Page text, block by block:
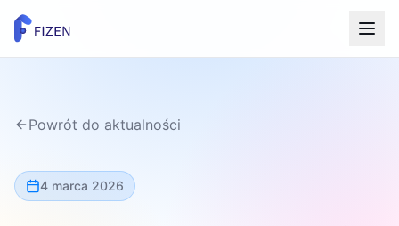
Powrót do aktualności
4 marca 2026